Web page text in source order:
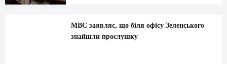
МВС заявляє, що біля офісу Зеленського
знайшли прослушку